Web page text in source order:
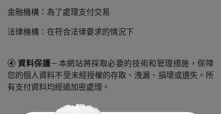
金融機構：為了處理支付交易
法律機構：在符合法律要求的情況下
④資料保護－本網站將採取必要的技術和管理措施，保障
您的個人資料不受未經授權的存取、洩漏、損壞或遺失。所
有支付資料均經過加密處理。